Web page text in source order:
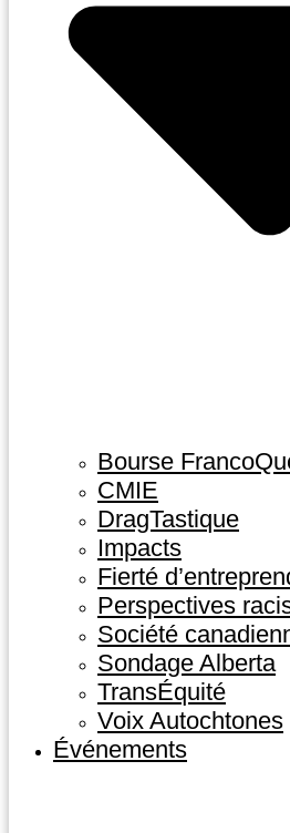
Bourse
CMIE
DragTastique
Impacts
Fierté
Perspectives
Société
Sondage Alberta
TransÉquité
Voix Autochtones
Événements